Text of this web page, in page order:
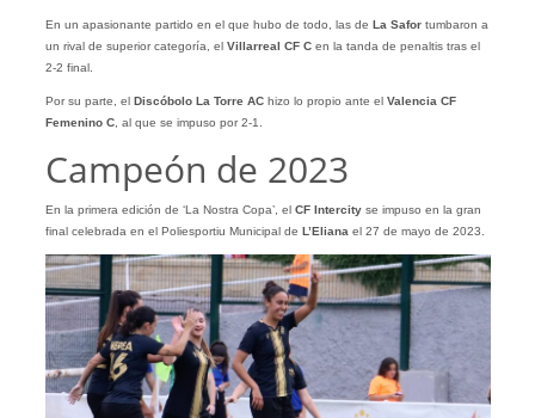
En un apasionante partido en el que hubo de todo, las de La Safortumbaron a
un rival de superior categoría, el Villarreal CF C en la tanda de penaltis tras el
2-2 final.
Por su parte, el Discóbolo La Torre AChizo lo propio ante el Valencia CF
Femenino C, al que se impuso por 2-1.
Campeón de 2023
En la primera edición de ‘La Nostra Copa’, elCF Intercityse impuso en la gran
final celebrada en el Poliesportiu Municipal de L’Eliana el 27 de mayo de 2023.